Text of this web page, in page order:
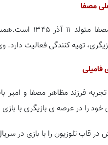
مصفا
یاقوت علی
تهیه کنندگی فعالیت
تجربه فرزند مظاهر مصفا و
را در عرصه ی بازیگری با بازی در
تلوزیون را با بازی در سریال کیف